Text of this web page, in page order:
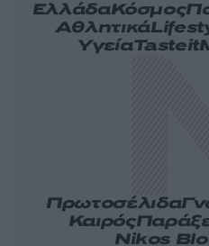
ΕλλάδαΚόσμος
Αθλητικά
ΥγείαTasteit
Πρωτοσέλιδα
Καιρός
Nikos